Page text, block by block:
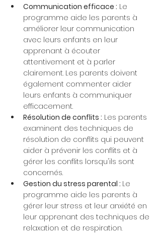
Communication efficace : Le
programme aide les parents à
améliorer leur communication
avec leurs enfants en leur
apprenant à écouter
attentivement et à parler
clairement. Les parents doivent
également commenter aider
leurs enfants à communiquer
efficacement.
Résolution de conflits : Les parents
examinent des techniques de
résolution de conflits qui peuvent
aider à prévenir les conflits et à
gérer les conflits lorsqu'ils sont
concernés.
Gestion du stress parental : Le
programme aide les parents à
gérer leur stress et leur anxiété en
leur apprenant des techniques de
relaxation et de respiration.